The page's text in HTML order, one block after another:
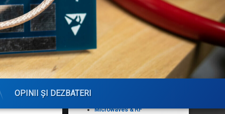
OPINII ȘI DEZBATERI
2016,
Analog Dialogue
Arhiva revistei DUBUS
CQ — The Active Ham's
Magazine
CQ DL — Das
Amateurfunkmagazin
CQ Magazine Archives
Microwaves & RF